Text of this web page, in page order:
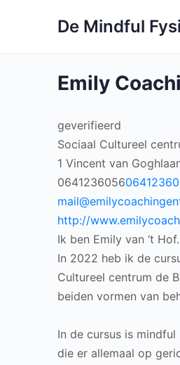
De Mindful
Emily
geverifieerd
Sociaal Cultureel
1 Vincent van
0641236056
http://
Ik ben Emily van ‘t Hof.
In 2022 heb ik de
Cultureel centrum de
beiden vormen van
In de cursus is
die er allemaal op